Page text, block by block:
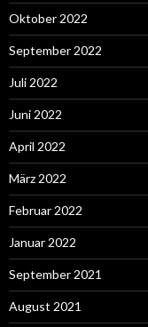
Oktober 2022
September 2022
Juli 2022
Juni 2022
April 2022
März 2022
Februar 2022
Januar 2022
September 2021
August 2021